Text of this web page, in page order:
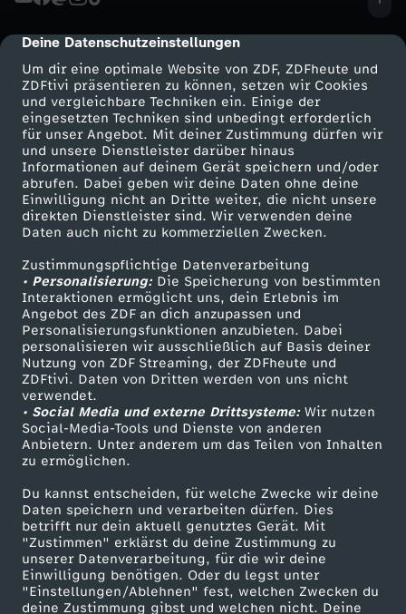
cmp-dialog-description
Deine Datenschutzeinstellungen
Um dir eine optimale Website von ZDF, ZDFheute und
ZDFtivi präsentieren zu können, setzen wir Cookies
und vergleichbare Techniken ein. Einige der
eingesetzten Techniken sind unbedingt erforderlich
für unser Angebot. Mit deiner Zustimmung dürfen wir
und unsere Dienstleister darüber hinaus
Informationen auf deinem Gerät speichern und/oder
abrufen. Dabei geben wir deine Daten ohne deine
Einwilligung nicht an Dritte weiter, die nicht unsere
direkten Dienstleister sind. Wir verwenden deine
Daten auch nicht zu kommerziellen Zwecken.
Zustimmungspflichtige Datenverarbeitung
• Personalisierung:Die Speicherung von bestimmten
Interaktionen ermöglicht uns, dein Erlebnis im
Angebot des ZDF an dich anzupassen und
Personalisierungsfunktionen anzubieten. Dabei
personalisieren wir ausschließlich auf Basis deiner
Nutzung von ZDF Streaming, der ZDFheute und
ZDFtivi. Daten von Dritten werden von uns nicht
verwendet.
• Social Media und externe Drittsysteme:Wir nutzen
Social-Media-Tools und Dienste von anderen
Anbietern. Unter anderem um das Teilen von Inhalten
zu ermöglichen.
Du kannst entscheiden, für welche Zwecke wir deine
Daten speichern und verarbeiten dürfen. Dies
betrifft nur dein aktuell genutztes Gerät. Mit
"Zustimmen" erklärst du deine Zustimmung zu
unserer Datenverarbeitung, für die wir deine
Einwilligung benötigen. Oder du legst unter
"Einstellungen/Ablehnen" fest, welchen Zwecken du
deine Zustimmung gibst und welchen nicht. Deine
Mehr ZDF
ZDF-Apps
Smart TV
ZDFtext
Livestreams
Sendungen A-Z
TV-Programm
Service
ZDFmitreden
Kontakt zum ZDF
Tickets
Zuschauerservice
Hilfe
ZDF Unternehmen
Karriere
ZDF goes Schule
Werbefernsehen
Mainzelmännchen